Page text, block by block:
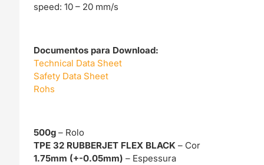
speed: 10 – 20 mm/s
Documentos para Download:
Technical Data Sheet
Safety Data Sheet
Rohs
500g – Rolo
TPE 32 RUBBERJET FLEX BLACK– Cor
1.75mm (+-0.05mm)– Espessura